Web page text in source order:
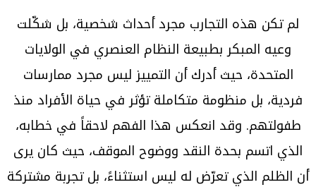
لم تكن هذه التجارب مجرد أحداث شخصية، بل شكّلت
وعيه المبكر بطبيعة النظام العنصري في الولايات
المتحدة، حيث أدرك أن التمييز ليس مجرد ممارسات
فردية، بل منظومة متكاملة تؤثر في حياة الأفراد منذ
طفولتهم. وقد انعكس هذا الفهم لاحقاً في خطابه،
الذي اتسم بحدة النقد ووضوح الموقف، حيث كان يرى
أن الظلم الذي تعرّض له ليس استثناءً، بل تجربة مشتركة